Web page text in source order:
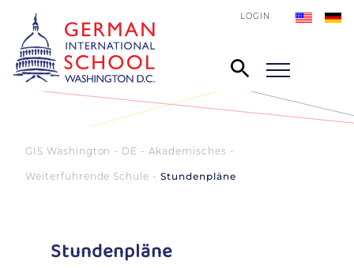
LOGIN
GIS Washington - DE Akademisches
Weiterführende Schule Stundenpläne
Stundenpläne